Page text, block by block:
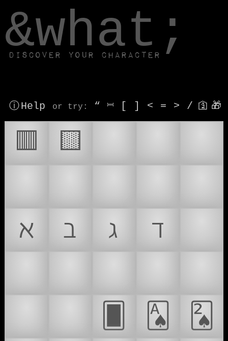
&what;
Discover your character
ⓘ Help or try : “ ⎶ [ ] < = > / 🛐 🎁
🟥 🟨
ℵ
ℶ ℷ ℸ
🂡
🂢